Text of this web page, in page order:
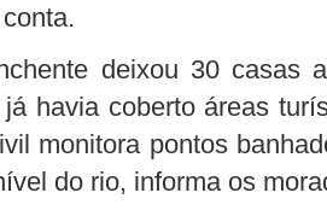
deixou 30 casas
havia coberto áreas
monitora pontos
do rio, informa os